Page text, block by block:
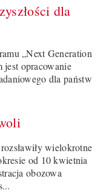
dla
„Next Generation
jest opracowanie
dla państw
wielokrotne
od 10 kwietnia
obozowa